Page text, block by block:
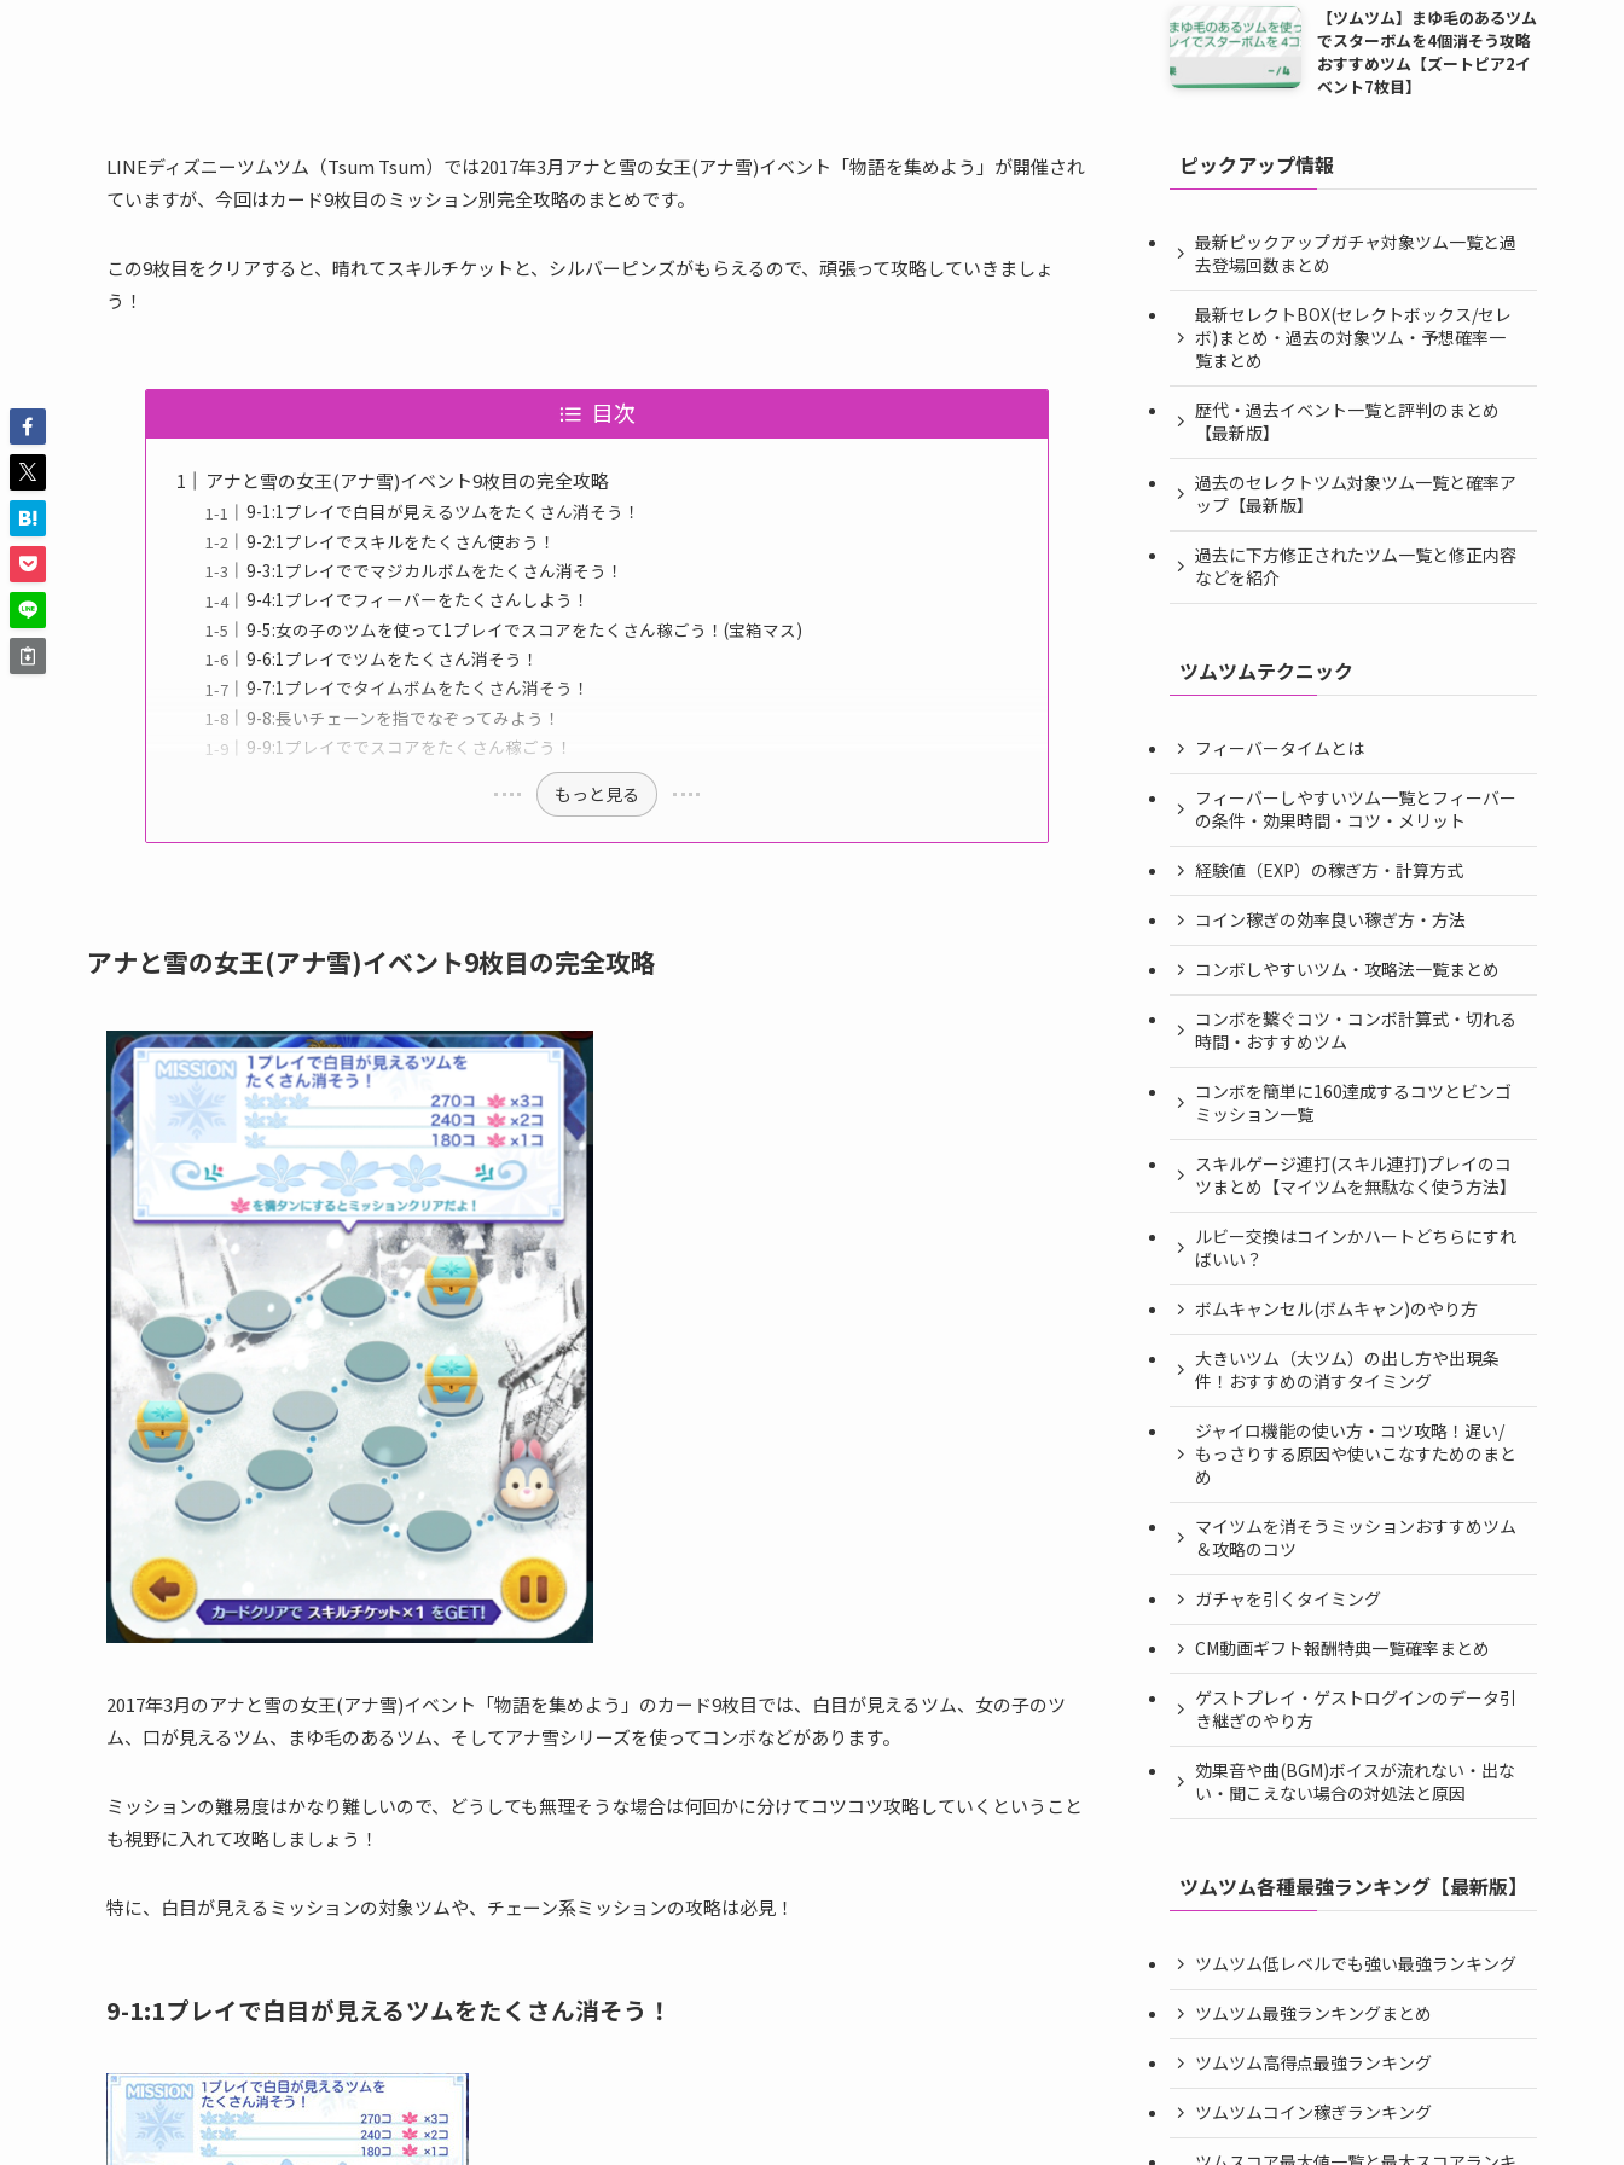
LINEディズニーツムツム（Tsum Tsum）では2017年3月アナと雪の女王(アナ雪)イベント「物語を集めよう」が開催され
ていますが、今回はカード9枚目のミッション別完全攻略のまとめです。
この9枚目をクリアすると、晴れてスキルチケットと、シルバーピンズがもらえるので、頑張って攻略していきましょ
う！
目次
アナと雪の女王(アナ雪)イベント9枚目の完全攻略
9-1:1プレイで白目が見えるツムをたくさん消そう！
9-2:1プレイでスキルをたくさん使おう！
9-3:1プレイででマジカルボムをたくさん消そう！
9-4:1プレイでフィーバーをたくさんしよう！
9-5:女の子のツムを使って1プレイでスコアをたくさん稼ごう！(宝箱マス)
9-6:1プレイでツムをたくさん消そう！
9-7:1プレイでタイムボムをたくさん消そう！
9-8:長いチェーンを指でなぞってみよう！
9-9:1プレイででスコアをたくさん稼ごう！
もっと見る
アナと雪の女王(アナ雪)イベント9枚目の完全攻略
2017年3月のアナと雪の女王(アナ雪)イベント「物語を集めよう」のカード9枚目では、白目が見えるツム、女の子のツ
ム、口が見えるツム、まゆ毛のあるツム、そしてアナ雪シリーズを使ってコンボなどがあります。
ミッションの難易度はかなり難しいので、どうしても無理そうな場合は何回かに分けてコツコツ攻略していくということ
も視野に入れて攻略しましょう！
特に、白目が見えるミッションの対象ツムや、チェーン系ミッションの攻略は必見！
9-1:1プレイで白目が見えるツムをたくさん消そう！
【ツムツム】まゆ毛のあるツム
でスターボムを4個消そう攻略
おすすめツム【ズートピア2イ
ベント7枚目】
ピックアップ情報
最新ピックアップガチャ対象ツム一覧と過
去登場回数まとめ
最新セレクトBOX(セレクトボックス/セレ
ボ)まとめ・過去の対象ツム・予想確率一
覧まとめ
歴代・過去イベント一覧と評判のまとめ
【最新版】
過去のセレクトツム対象ツム一覧と確率ア
ップ【最新版】
過去に下方修正されたツム一覧と修正内容
などを紹介
ツムツムテクニック
フィーバータイムとは
フィーバーしやすいツム一覧とフィーバー
の条件・効果時間・コツ・メリット
経験値（EXP）の稼ぎ方・計算方式
コイン稼ぎの効率良い稼ぎ方・方法
コンボしやすいツム・攻略法一覧まとめ
コンボを繋ぐコツ・コンボ計算式・切れる
時間・おすすめツム
コンボを簡単に160達成するコツとビンゴ
ミッション一覧
スキルゲージ連打(スキル連打)プレイのコ
ツまとめ【マイツムを無駄なく使う方法】
ルビー交換はコインかハートどちらにすれ
ばいい？
ボムキャンセル(ボムキャン)のやり方
大きいツム（大ツム）の出し方や出現条
件！おすすめの消すタイミング
ジャイロ機能の使い方・コツ攻略！遅い/
もっさりする原因や使いこなすためのまと
め
マイツムを消そうミッションおすすめツム
＆攻略のコツ
ガチャを引くタイミング
CM動画ギフト報酬特典一覧確率まとめ
ゲストプレイ・ゲストログインのデータ引
き継ぎのやり方
効果音や曲(BGM)ボイスが流れない・出な
い・聞こえない場合の対処法と原因
ツムツム各種最強ランキング【最新版】
ツムツム低レベルでも強い最強ランキング
ツムツム最強ランキングまとめ
ツムツム高得点最強ランキング
ツムツムコイン稼ぎランキング